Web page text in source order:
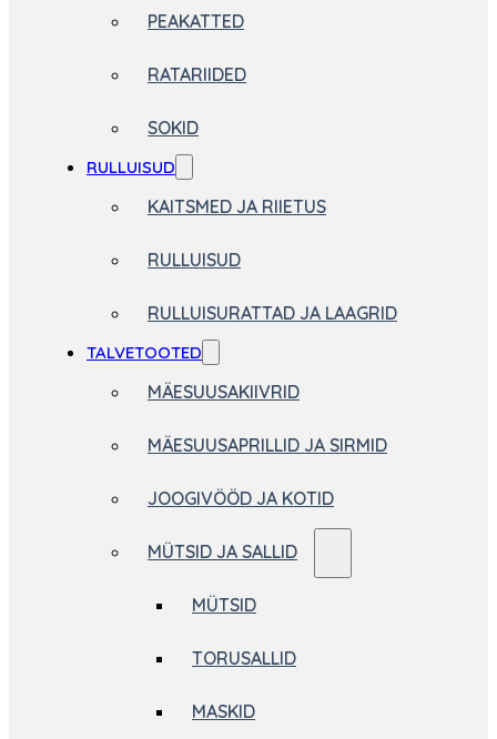
PEAKATTED
RATARIIDED
SOKID
RULLUISUD
KAITSMED JA RIIETUS
RULLUISUD
RULLUISURATTAD JA LAAGRID
TALVETOOTED
MÄESUUSAKIIVRID
MÄESUUSAPRILLID JA SIRMID
JOOGIVÖÖD JA KOTID
MÜTSID JA SALLID
MÜTSID
TORUSALLID
MASKID